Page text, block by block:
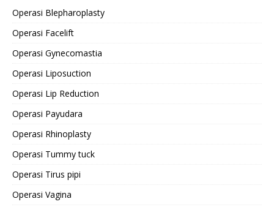
Operasi Blepharoplasty
Operasi Facelift
Operasi Gynecomastia
Operasi Liposuction
Operasi Lip Reduction
Operasi Payudara
Operasi Rhinoplasty
Operasi Tummy tuck
Operasi Tirus pipi
Operasi Vagina